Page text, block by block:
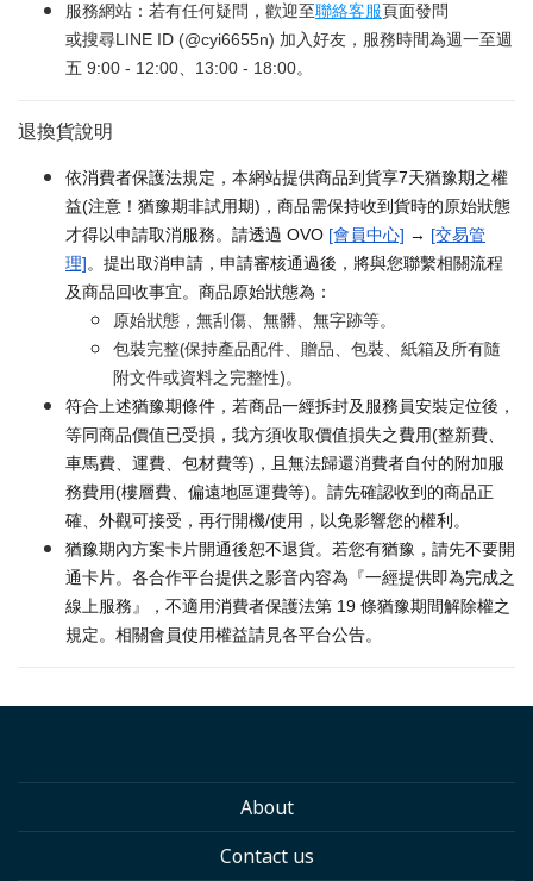
服務網站：若有任何疑問，歡迎至聯絡客服頁面發問
或搜尋LINE ID (@cyi6655n) 加入好友，服務時間為週一至週
五 9:00 - 12:00、13:00 - 18:00。
退換貨說明
依消費者保護法規定，本網站提供商品到貨享7天猶豫期之權
益(注意！猶豫期非試用期)，商品需保持收到貨時的原始狀態
才得以申請取消服務。請透過 OVO [會員中心] → [交易管
理]。提出取消申請，申請審核通過後，將與您聯繫相關流程
及商品回收事宜。商品原始狀態為：
原始狀態，無刮傷、無髒、無字跡等。
包裝完整(保持產品配件、贈品、包裝、紙箱及所有隨
附文件或資料之完整性)。
符合上述猶豫期條件，若商品一經拆封及服務員安裝定位後，
等同商品價值已受損，我方須收取價值損失之費用(整新費、
車馬費、運費、包材費等)，且無法歸還消費者自付的附加服
務費用(樓層費、偏遠地區運費等)。請先確認收到的商品正
確、外觀可接受，再行開機/使用，以免影響您的權利。
猶豫期內方案卡片開通後恕不退貨。若您有猶豫，請先不要開
通卡片。各合作平台提供之影音內容為『一經提供即為完成之
線上服務』，不適用消費者保護法第 19 條猶豫期間解除權之
規定。相關會員使用權益請見各平台公告。
About
Contact us